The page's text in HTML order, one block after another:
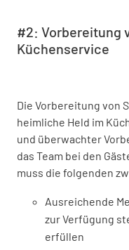
#2: Vorbereitung
Küchenservice
Die Vorbereitung von
heimliche Held im
und überwachter
das Team bei den
muss die folgenden
Ausreichende
zur Verfügung
erfüllen